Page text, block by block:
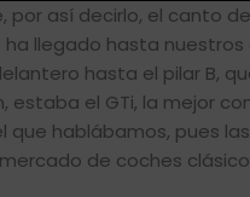
así decirlo, el canto del
llegado hasta
hasta el pilar B,
el GTi, la mejor
hablábamos, pues
de coches